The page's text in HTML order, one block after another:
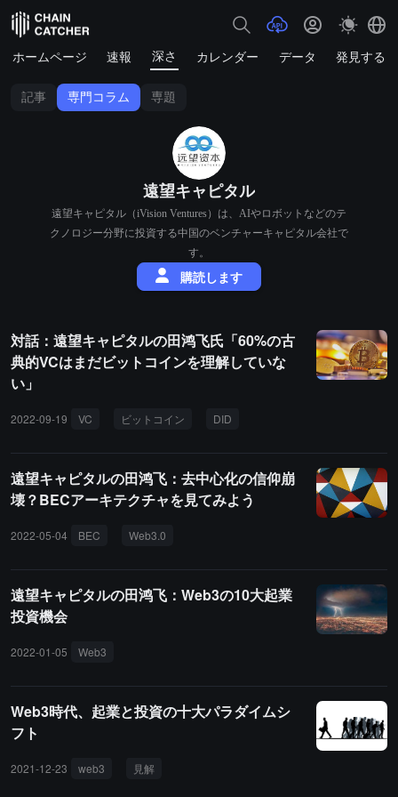
ホームページ 速報 深さ カレンダー データ 発見する
記事 専門コラム 専題
遠望キャピタル
遠望キャピタル（iVision Ventures）は、AIやロボットなどのテ
クノロジー分野に投資する中国のベンチャーキャピタル会社で
す。
購読します
対話：遠望キャピタルの田鸿飞氏「60%の古
典的VCはまだビットコインを理解していな
い」
2022-09-19 VC ビットコイン DID
遠望キャピタルの田鸿飞：去中心化の信仰崩
壊？BECアーキテクチャを見てみよう
2022-05-04 BEC Web3.0
遠望キャピタルの田鸿飞：Web3の10大起業
投資機会
2022-01-05 Web3
Web3時代、起業と投資の十大パラダイムシ
フト
2021-12-23 web3 見解